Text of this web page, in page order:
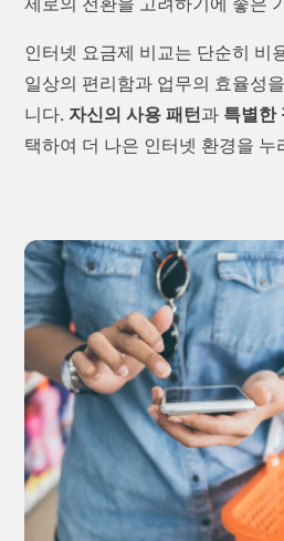
인터넷 요금제 비교는 단순히 비
일상의 편리함과 업무의 효율성
니다. 자신의 사용 패턴과 특별한
택하여 더 나은 인터넷 환경을